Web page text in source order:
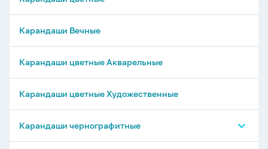
Карандаши Вечные
Карандаши цветные Акварельные
Карандаши цветные Художественные
Карандаши чернографитные